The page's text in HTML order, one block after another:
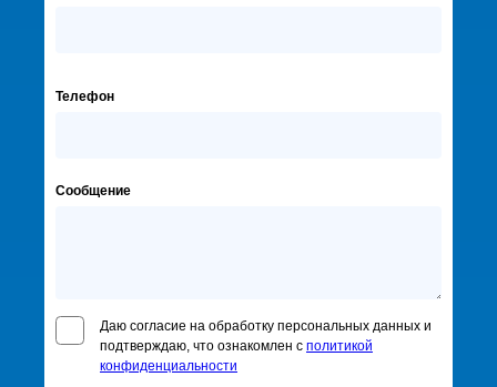
Телефон
Сообщение
Даю согласие на обработку персональных данных и
подтверждаю, что ознакомлен с политикой
конфиденциальности